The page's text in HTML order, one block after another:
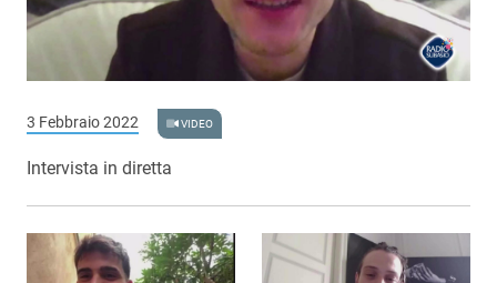
3 Febbraio 2022 VIDEO
Intervista in diretta